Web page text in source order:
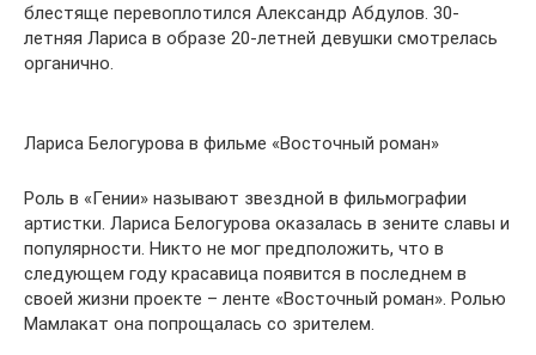
блестяще перевоплотился Александр Абдулов. 30-
летняя Лариса в образе 20-летней девушки смотрелась
органично.
Лариса Белогурова в фильме «Восточный роман»
Роль в «Гении» называют звездной в фильмографии
артистки. Лариса Белогурова оказалась в зените славы и
популярности. Никто не мог предположить, что в
следующем году красавица появится в последнем в
своей жизни проекте – ленте «Восточный роман». Ролью
Мамлакат она попрощалась со зрителем.